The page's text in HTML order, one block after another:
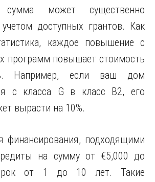
может существенно
доступных грантов. Как
каждое повышение с
программ повышает стоимость
Например, если ваш дом
с класса G в класс B2, его
вырасти на 10%.
финансирования, подходящими
на сумму от €5,000 до
от 1 до 10 лет. Такие